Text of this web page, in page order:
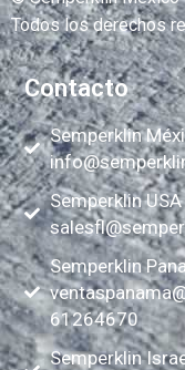
Todos los derechos
Contacto
Semperklin
Semperklin USA
Semperklin
61264670
Semperklin